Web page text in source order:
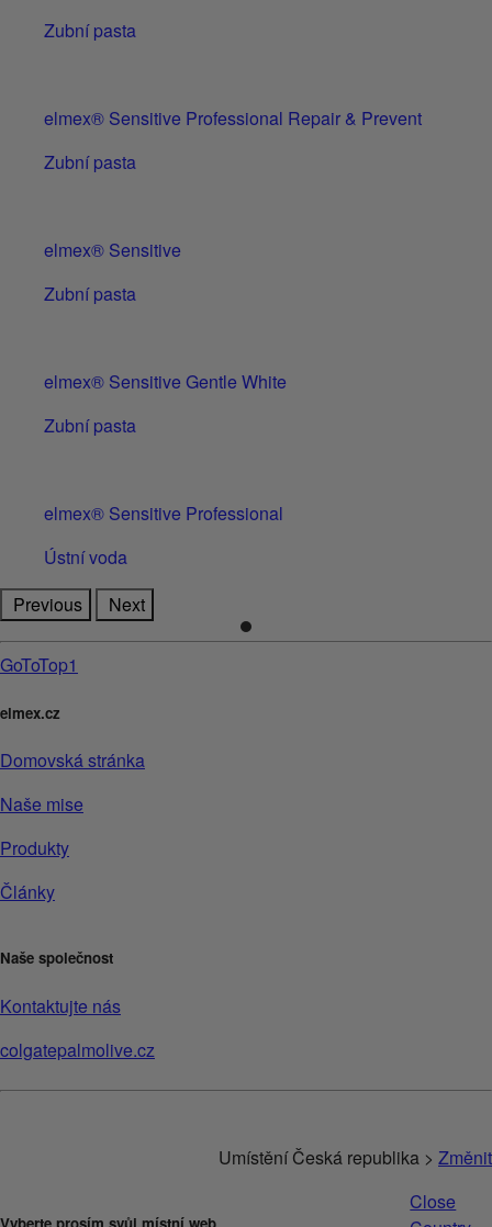
Zubní pasta
elmex® Sensitive Professional Repair & Prevent
Zubní pasta
elmex® Sensitive
Zubní pasta
elmex® Sensitive Gentle White
Zubní pasta
elmex® Sensitive Professional
Ústní voda
Previous
Next
GoToTop1
elmex.cz
Domovská stránka
Naše mise
Produkty
Články
Naše společnost
Kontaktujte nás
colgatepalmolive.cz
Umístění Česká republika > Změnit
Close